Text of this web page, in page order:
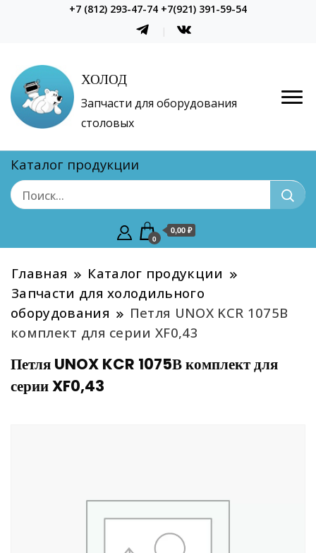
+7 (812) 293-47-74 +7(921) 391-59-54
ХОЛОД
Запчасти для оборудования
столовых
Каталог продукции
0
0,00 ₽
Главная
Каталог продукции
Запчасти для холодильного
оборудования
Петля UNOX KCR 1075В
комплект для серии XF0,43
Петля UNOX KCR 1075В комплект для
серии XF0,43